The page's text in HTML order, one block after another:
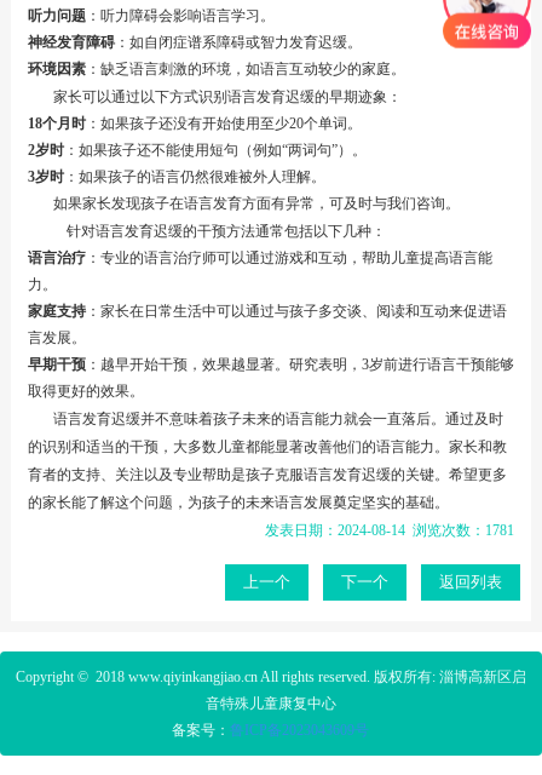
听力问题：听力障碍会影响语言学习。
神经发育障碍：如自闭症谱系障碍或智力发育迟缓。
环境因素：缺乏语言刺激的环境，如语言互动较少的家庭。
家长可以通过以下方式识别语言发育迟缓的早期迹象：
18个月时：如果孩子还没有开始使用至少20个单词。
2岁时：如果孩子还不能使用短句（例如“两词句”）。
3岁时：如果孩子的语言仍然很难被外人理解。
如果家长发现孩子在语言发育方面有异常，可及时与我们咨询。
针对语言发育迟缓的干预方法通常包括以下几种：
语言治疗：专业的语言治疗师可以通过游戏和互动，帮助儿童提高语言能
力。
家庭支持：家长在日常生活中可以通过与孩子多交谈、阅读和互动来促进语
言发展。
早期干预：越早开始干预，效果越显著。研究表明，3岁前进行语言干预能够
取得更好的效果。
语言发育迟缓并不意味着孩子未来的语言能力就会一直落后。通过及时
的识别和适当的干预，大多数儿童都能显著改善他们的语言能力。家长和教
育者的支持、关注以及专业帮助是孩子克服语言发育迟缓的关键。希望更多
的家长能了解这个问题，为孩子的未来语言发展奠定坚实的基础。
发表日期：2024-08-14 浏览次数：1781
上一个 下一个 返回列表
Copyright © 2018 www.qiyinkangjiao.cnAll rights reserved. 版权所有: 淄博高新区启
音特殊儿童康复中心
备案号：鲁ICP备2023043609号